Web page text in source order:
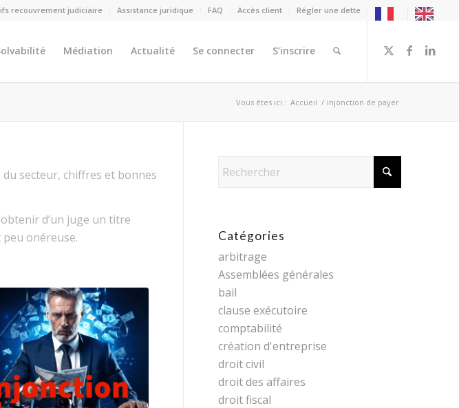
recouvrement judiciaire Assistance juridique FAQ Accès client Régler une dette
Médiation Actualité Se connecter S’inscrire
Vous êtes ici : Accueil / injonction de payer
secteur, chiffres et bonnes
d’un juge un titre
peu onéreuse.
Catégories
arbitrage
Assemblées générales
bail
clause exécutoire
comptabilité
création d'entreprise
droit civil
droit des affaires
droit fiscal